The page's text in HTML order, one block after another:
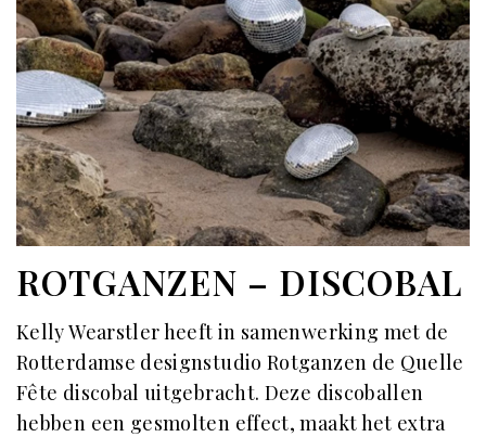
ROTGANZEN – DISCOBAL
Kelly Wearstler heeft in samenwerking met de
Rotterdamse designstudio Rotganzen de Quelle
Fête discobal uitgebracht. Deze discoballen
hebben een gesmolten effect, maakt het extra